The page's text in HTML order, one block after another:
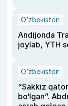
O‘zbekiston
Andijonda
joylab, YTH
O‘zbekiston
“Sakkiz
bo‘lgan”.